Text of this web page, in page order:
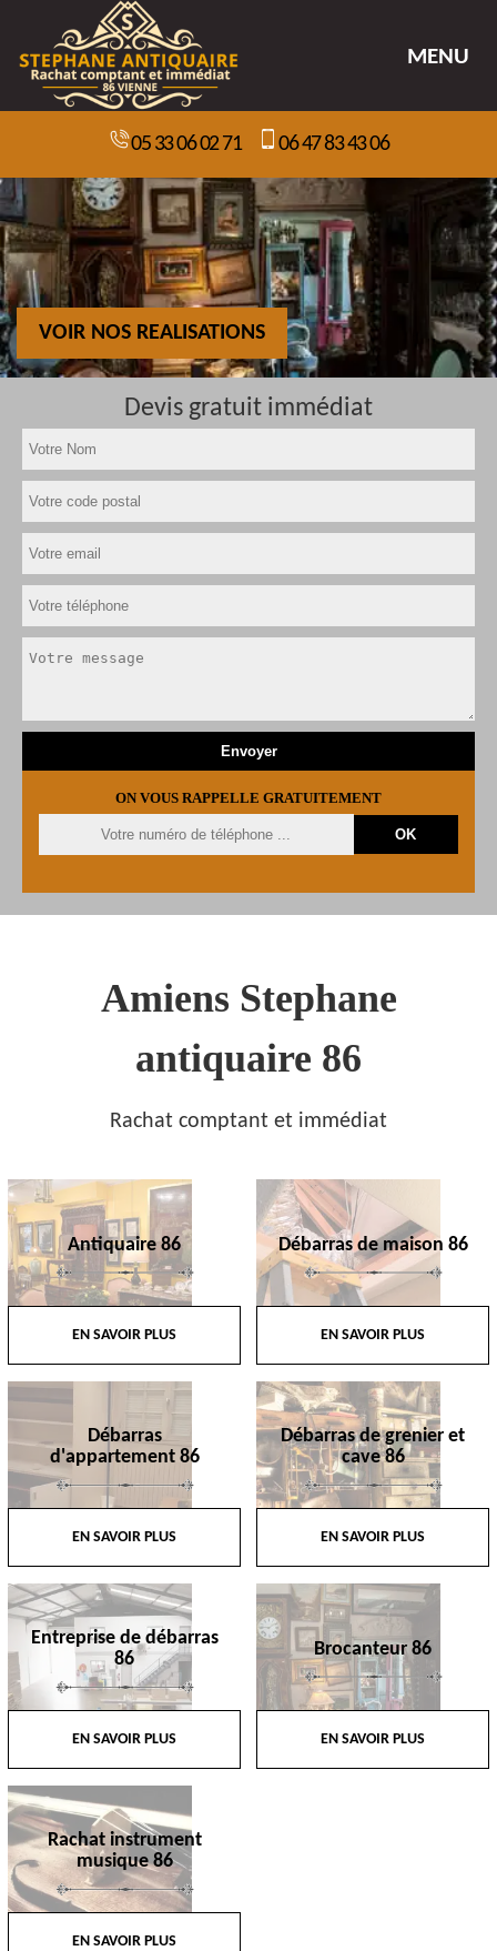
MENU
05 33 06 02 71 06 47 83 43 06
VOIR NOS REALISATIONS
Devis gratuit immédiat
ON VOUS RAPPELLE GRATUITEMENT
Amiens Stephane
antiquaire 86
Rachat comptant et immédiat
Antiquaire 86
EN SAVOIR PLUS
Débarras de maison 86
EN SAVOIR PLUS
Débarras
d'appartement 86
EN SAVOIR PLUS
Débarras de grenier et
cave 86
EN SAVOIR PLUS
Entreprise de débarras
86
EN SAVOIR PLUS
Brocanteur 86
EN SAVOIR PLUS
Rachat instrument
musique 86
EN SAVOIR PLUS